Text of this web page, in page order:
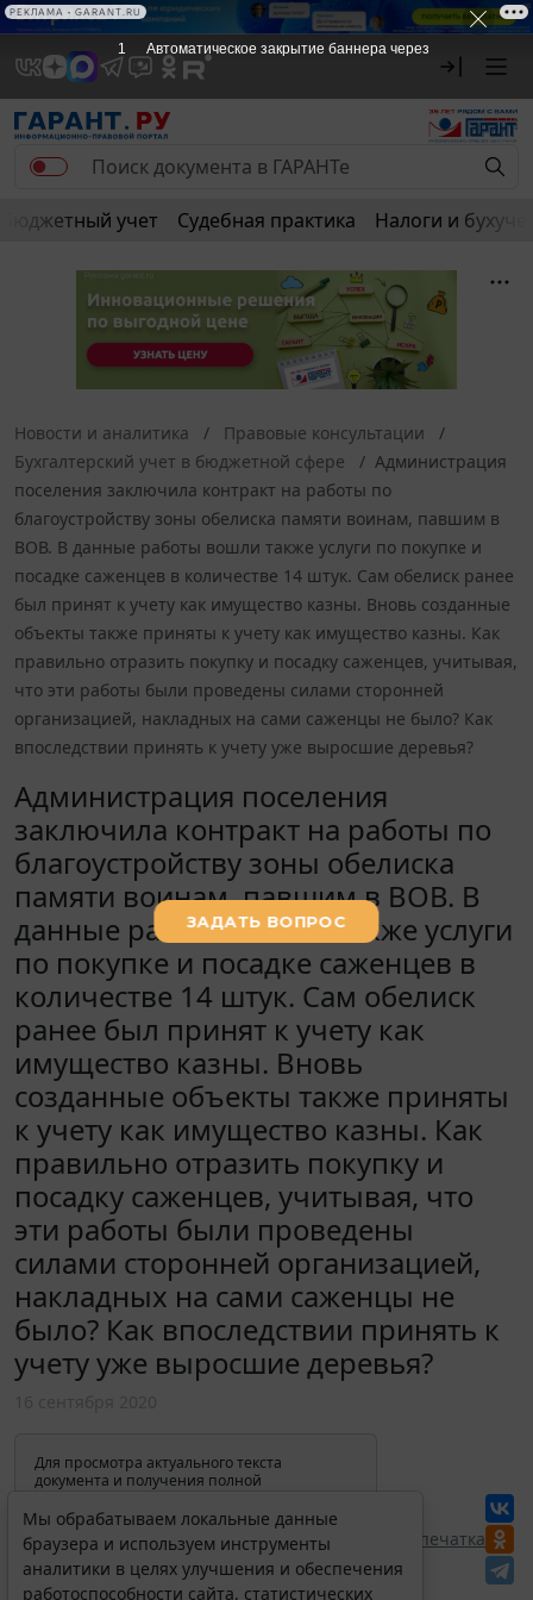
Бюджетный учет Судебная практика Налоги и
Новости и аналитика
Правовые консультации
Бухгалтерский учет в бюджетной сфере
Администрация
поселения заключила контракт на работы по
благоустройству зоны обелиска памяти воинам, павшим в
ВОВ. В данные работы вошли также услуги по покупке и
посадке саженцев в количестве 14 штук. Сам обелиск ранее
был принят к учету как имущество казны. Вновь созданные
объекты также приняты к учету как имущество казны. Как
правильно отразить покупку и посадку саженцев, учитывая,
что эти работы были проведены силами сторонней
организацией, накладных на сами саженцы не было? Как
впоследствии принять к учету уже выросшие деревья?
Администрация поселения
заключила контракт на работы по
благоустройству зоны обелиска
памяти воинам, павшим в ВОВ. В
данные работы вошли также услуги
по покупке и посадке саженцев в
количестве 14 штук. Сам обелиск
ранее был принят к учету как
имущество казны. Вновь
созданные объекты также приняты
к учету как имущество казны. Как
правильно отразить покупку и
посадку саженцев, учитывая, что
эти работы были проведены
силами сторонней организацией,
накладных на сами саженцы не
было? Как впоследствии принять к
учету уже выросшие деревья?
Для просмотра актуального текста
документа и получения полной
изменениях и порядке применения
документа, воспользуйтесь поиском в
Интернет-версии системы ГАРАНТ:
Перепечатка
Мы обрабатываем локальные данные
браузера и используем инструменты
аналитики в целях улучшения и обеспечения
работоспособности сайта, статистических
1 Автоматическое закрытие баннера через
РЕКЛАМА • GARANT.RU